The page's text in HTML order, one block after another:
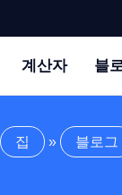
계산자 블
집 » 블로그